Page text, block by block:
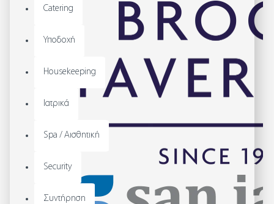
Catering
Υποδοχή
Housekeeping
Ιατρικά
Spa / Αισθητική
Security
Συντήρηση